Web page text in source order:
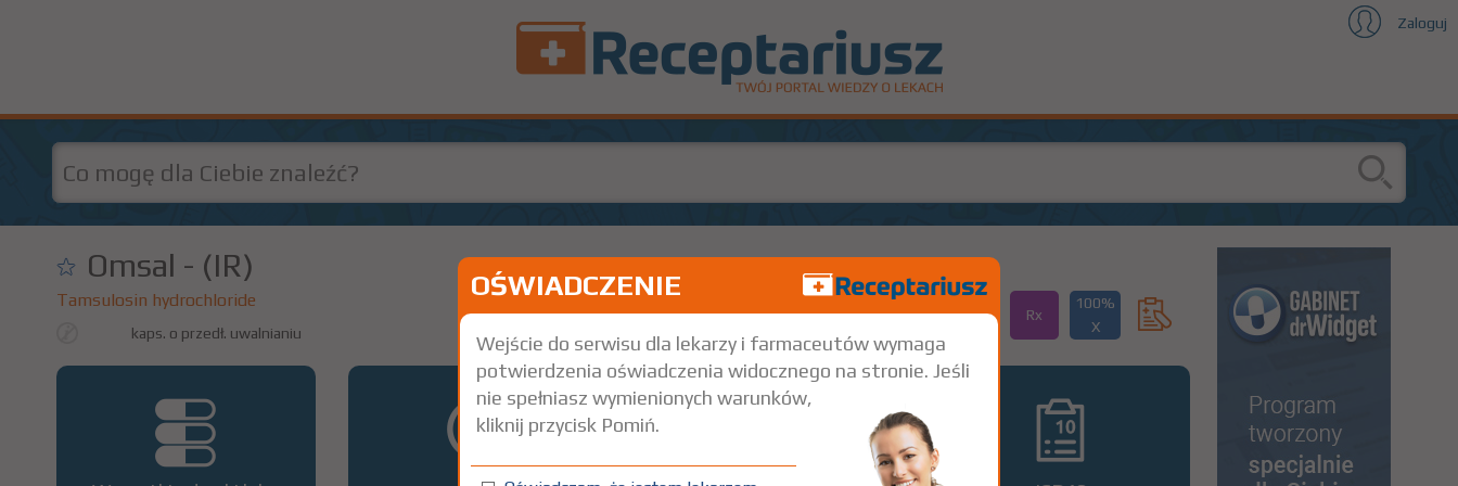
Zaloguj
Omsal - (IR)
Tamsulosin hydrochloride
kaps. o przedł. uwalnianiu Doustnie
Rx
100%
X
OŚWIADCZENIE
Wejście do serwisu dla lekarzy i farmaceutów wymaga
potwierdzenia oświadczenia widocznego na stronie. Jeśli
nie spełniasz wymienionych warunków,
kliknij przycisk Pomiń.